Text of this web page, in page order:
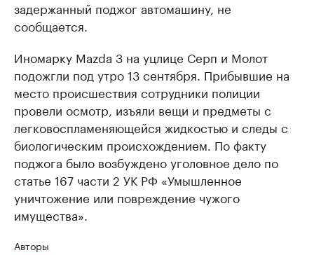
задержанный поджог автомашину, не
сообщается.
Иномарку Mazda 3 на уцлице Серп и Молот
подожгли под утро 13 сентября. Прибывшие на
место происшествия сотрудники полиции
провели осмотр, изъяли вещи и предметы с
легковоспламеняющейся жидкостью и следы с
биологическим происхождением. По факту
поджога было возбуждено уголовное дело по
статье 167 части 2 УК РФ «Умышленное
уничтожение или повреждение чужого
имущества».
Авторы